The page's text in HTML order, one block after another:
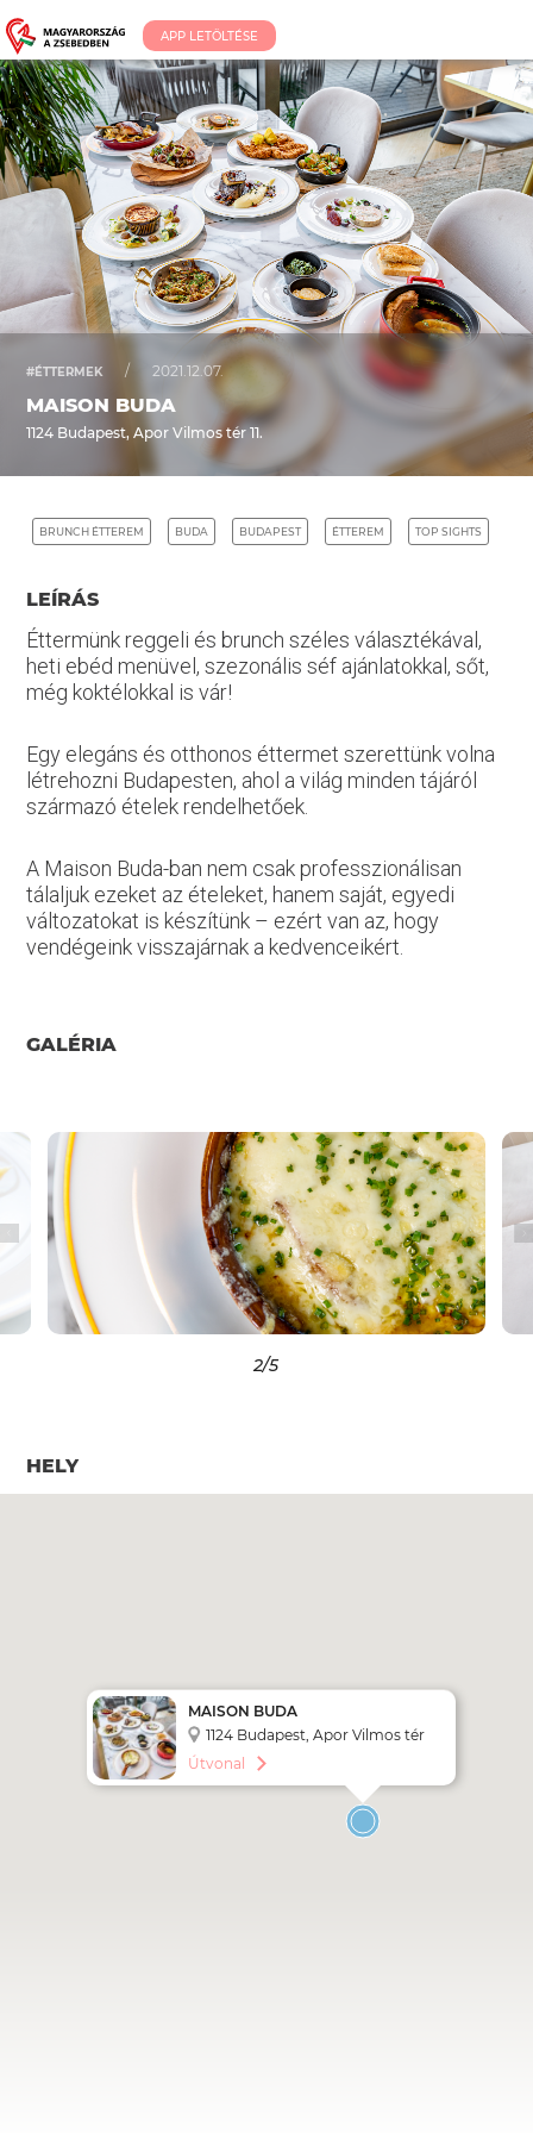
APP LETÖLTÉSE
#ÉTTERMEK / 2021.12.07.
MAISON BUDA
1124 Budapest, Apor Vilmos tér 11.
BRUNCH ÉTTEREM BUDA BUDAPEST ÉTTEREM TOP SIGHTS
LEÍRÁS
Éttermünk reggeli és brunch széles választékával,
heti ebéd menüvel, szezonális séf ajánlatokkal, sőt,
még koktélokkal is vár!
Egy elegáns és otthonos éttermet szerettünk volna
létrehozni Budapesten, ahol a világ minden tájáról
származó ételek rendelhetőek.
A Maison Buda-ban nem csak professzionálisan
tálaljuk ezeket az ételeket, hanem saját, egyedi
változatokat is készítünk – ezért van az, hogy
vendégeink visszajárnak a kedvenceikért.
GALÉRIA
2/5
HELY
MAISON BUDA
1124 Budapest, Apor Vilmos tér
Útvonal